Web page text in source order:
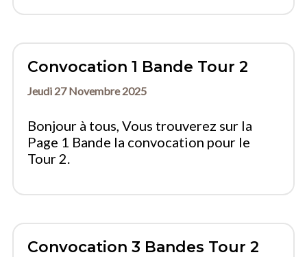
Convocation 1 Bande Tour 2
Jeudi 27 Novembre 2025
Bonjour à tous, Vous trouverez sur la
Page 1 Bande la convocation pour le
Tour 2.
Convocation 3 Bandes Tour 2